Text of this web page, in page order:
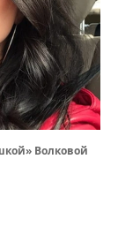
Волковой